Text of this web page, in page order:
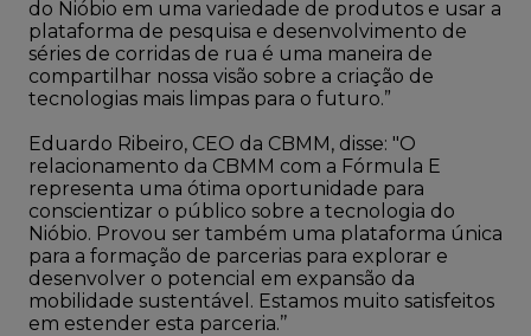
do Nióbio em uma variedade de produtos e usar a
plataforma de pesquisa e desenvolvimento de
séries de corridas de rua é uma maneira de
compartilhar nossa visão sobre a criação de
tecnologias mais limpas para o futuro.”
Eduardo Ribeiro, CEO da CBMM, disse: "O
relacionamento da CBMM com a Fórmula E
representa uma ótima oportunidade para
conscientizar o público sobre a tecnologia do
Nióbio. Provou ser também uma plataforma única
para a formação de parcerias para explorar e
desenvolver o potencial em expansão da
mobilidade sustentável. Estamos muito satisfeitos
em estender esta parceria.’’